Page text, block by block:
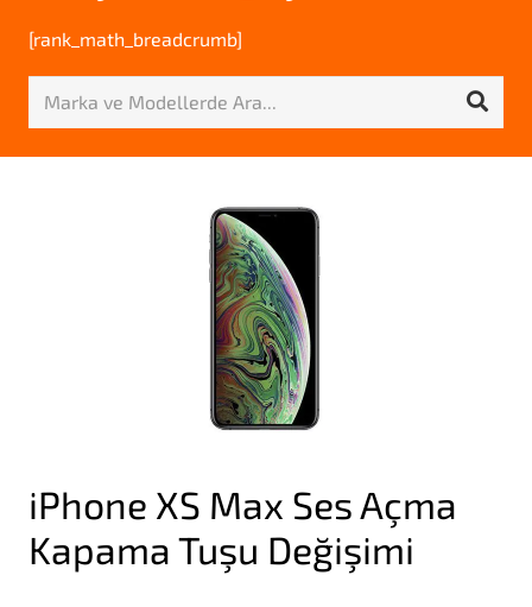
[rank_math_breadcrumb]
iPhone XS Max Ses Açma
Kapama Tuşu Değişimi